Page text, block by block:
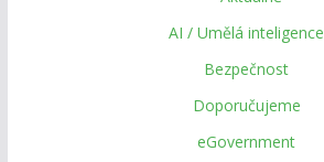
AI / Umělá inteligence
Bezpečnost
Doporučujeme
eGovernment